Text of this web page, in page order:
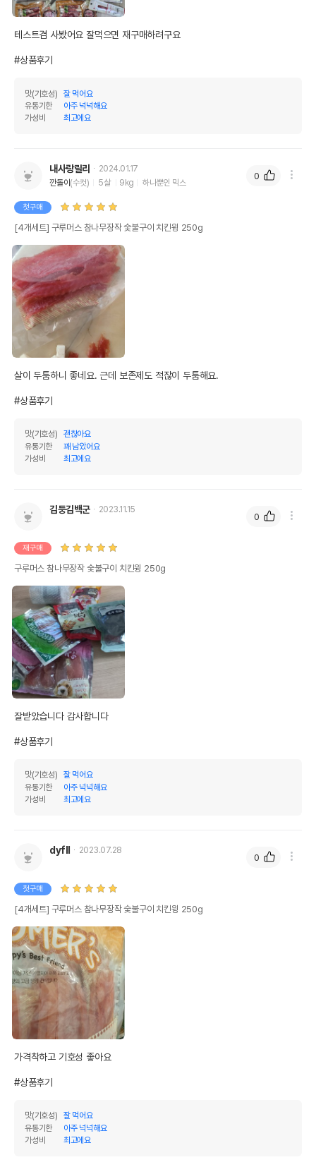
상품 필수 정보
품명 및 모델명
받았음을 확인할수 있는
제조자,수입품의 경우
수입자를 함께 표기
유통기한
유통기한을 따릅니다.
테스트겸 사봤어요 잘먹으면 재구매하려구요
#상품후기
맛(기호성)
잘 먹어요
유통기한
아주 넉넉해요
가성비
최고에요
내사랑릴리
2024.01.17
깐돌이 (수컷) 5살 9kg 하나뿐인 믹스
첫구매
[4개세트] 구루머스 참나무장작 숯불구이 치킨윙 250g
살이 두툼하니 좋네요. 근데 보존제도 적잖이 두툼해요.
#상품후기
맛(기호성)
괜찮아요
유통기한
꽤 남았어요
가성비
최고에요
0
김둥김백군 2023.11.15
재구매
구루머스 참나무장작 숯불구이 치킨윙 250g
잘받았습니다 감사합니다
#상품후기
맛(기호성)
잘 먹어요
유통기한
아주 넉넉해요
가성비
최고에요
0
dyfll 2023.07.28
첫구매
[4개세트] 구루머스 참나무장작 숯불구이 치킨윙 250g
가격착하고 기호성 좋아요
#상품후기
맛(기호성)
잘 먹어요
유통기한
아주 넉넉해요
가성비
최고에요
0